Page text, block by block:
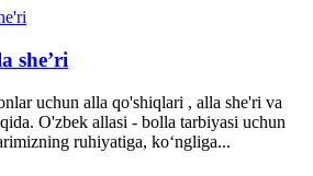
she’ri
uchun alla qo'shiqlari , alla she'ri va
O'zbek allasi - bolla tarbiyasi uchun
ruhiyatiga, ko‘ngliga...